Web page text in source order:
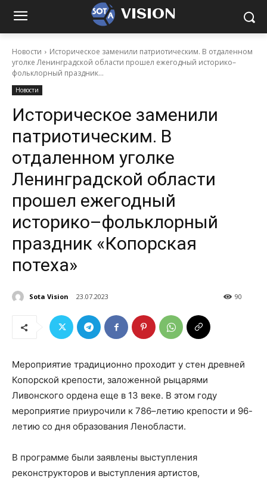
VISION
Новости
Историческое заменили патриотическим. В отдаленном
уголке Ленинградской области прошел ежегодный историко–
фольклорный праздник...
Новости
Историческое заменили
патриотическим. В
отдаленном уголке
Ленинградской области
прошел ежегодный
историко–фольклорный
праздник «Копорская
потеха»
Sota Vision 23.07.2023 90
Мероприятие традиционно проходит у стен древней
Копорской крепости, заложенной рыцарями
Ливонского ордена еще в 13 веке. В этом году
мероприятие приурочили к 786–летию крепости и 96-
летию со дня образования Ленобласти.
В программе были заявлены выступления
реконструкторов и выступления артистов,